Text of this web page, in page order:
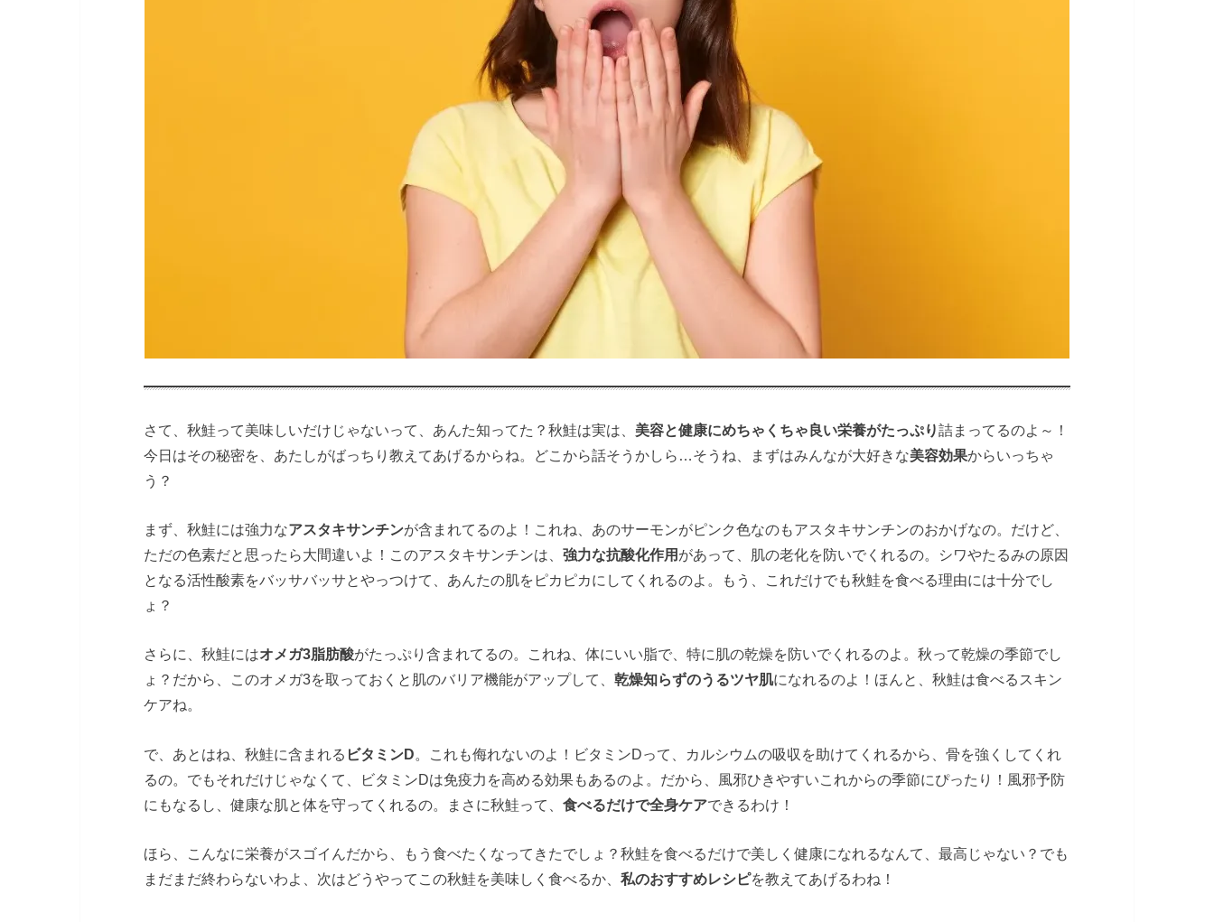
さて、秋鮭って美味しいだけじゃないって、あんた知ってた？秋鮭は実は、 美容と健康にめちゃくちゃ良い栄養がたっぷり詰まってるのよ～！
今日はその秘密を、あたしがばっちり教えてあげるからね。どこから話そうかしら…そうね、まずはみんなが大好きな美容効果からいっちゃ
う？
まず、秋鮭には強力なアスタキサンチンが含まれてるのよ！これね、あのサーモンがピンク色なのもアスタキサンチンのおかげなの。だけど、
ただの色素だと思ったら大間違いよ！このアスタキサンチンは、 強力な抗酸化作用 があって、肌の老化を防いでくれるの。シワやたるみの原因
となる活性酸素をバッサバッサとやっつけて、あんたの肌をピカピカにしてくれるのよ。もう、これだけでも秋鮭を食べる理由には十分でし
ょ？
さらに、秋鮭にはオメガ3脂肪酸がたっぷり含まれてるの。これね、体にいい脂で、特に肌の乾燥を防いでくれるのよ。秋って乾燥の季節でし
ょ？だから、このオメガ3を取っておくと肌のバリア機能がアップして、 乾燥知らずのうるツヤ肌になれるのよ！ほんと、秋鮭は食べるスキン
ケアね。
で、あとはね、秋鮭に含まれる ビタミンD。これも侮れないのよ！ビタミンDって、カルシウムの吸収を助けてくれるから、骨を強くしてくれ
るの。でもそれだけじゃなくて、ビタミンDは免疫力を高める効果もあるのよ。だから、風邪ひきやすいこれからの季節にぴったり！風邪予防
にもなるし、健康な肌と体を守ってくれるの。まさに秋鮭って、 食べるだけで全身ケアできるわけ！
ほら、こんなに栄養がスゴイんだから、もう食べたくなってきたでしょ？秋鮭を食べるだけで美しく健康になれるなんて、最高じゃない？でも
まだまだ終わらないわよ、次はどうやってこの秋鮭を美味しく食べるか、 私のおすすめレシピを教えてあげるわね！